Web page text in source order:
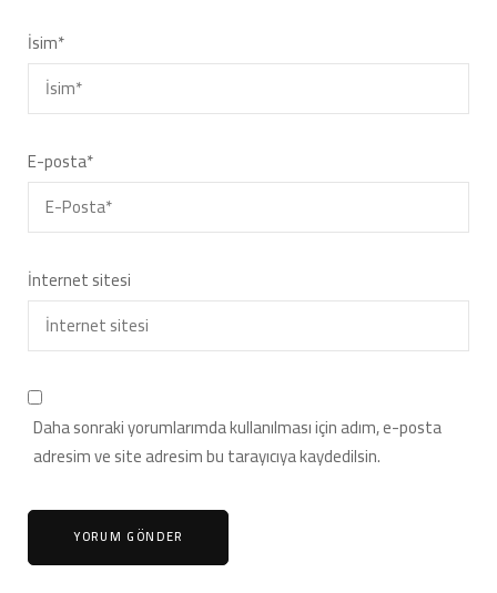
İsim*
E-posta*
İnternet sitesi
Daha sonraki yorumlarımda kullanılması için adım, e-posta
adresim ve site adresim bu tarayıcıya kaydedilsin.